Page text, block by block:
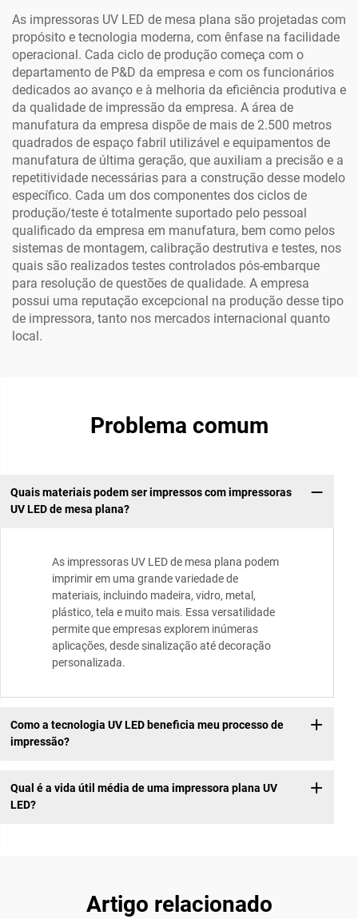
As impressoras UV LED de mesa plana são projetadas com
propósito e tecnologia moderna, com ênfase na facilidade
operacional. Cada ciclo de produção começa com o
departamento de P&D da empresa e com os funcionários
dedicados ao avanço e à melhoria da eficiência produtiva e
da qualidade de impressão da empresa. A área de
manufatura da empresa dispõe de mais de 2.500 metros
quadrados de espaço fabril utilizável e equipamentos de
manufatura de última geração, que auxiliam a precisão e a
repetitividade necessárias para a construção desse modelo
específico. Cada um dos componentes dos ciclos de
produção/teste é totalmente suportado pelo pessoal
qualificado da empresa em manufatura, bem como pelos
sistemas de montagem, calibração destrutiva e testes, nos
quais são realizados testes controlados pós-embarque
para resolução de questões de qualidade. A empresa
possui uma reputação excepcional na produção desse tipo
de impressora, tanto nos mercados internacional quanto
local.
Problema comum
Quais materiais podem ser impressos com impressoras
UV LED de mesa plana?
As impressoras UV LED de mesa plana podem
imprimir em uma grande variedade de
materiais, incluindo madeira, vidro, metal,
plástico, tela e muito mais. Essa versatilidade
permite que empresas explorem inúmeras
aplicações, desde sinalização até decoração
personalizada.
Como a tecnologia UV LED beneficia meu processo de
impressão?
Qual é a vida útil média de uma impressora plana UV
LED?
Artigo relacionado